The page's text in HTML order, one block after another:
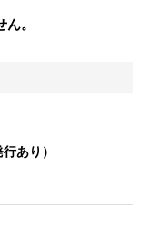
。
あり）